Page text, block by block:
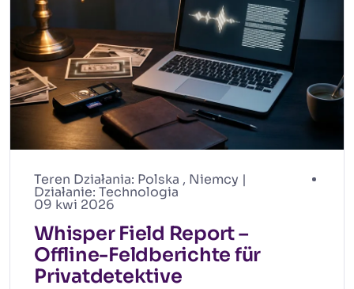
Teren Działania: Polska , Niemcy |
Działanie: Technologia
09 kwi 2026
Whisper Field Report –
Offline-Feldberichte für
Privatdetektive